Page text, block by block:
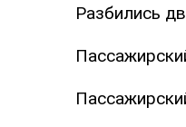
Разбились